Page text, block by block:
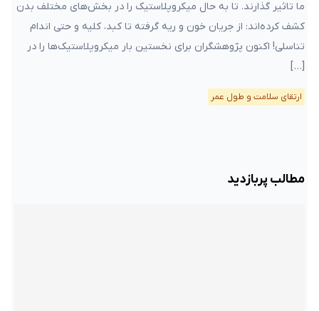
ما تاثیر گذارند. تا به حال میکروپلاستیک‌ را در بخش‌های مختلف بدن
کشف کرده‌اند: از جریان خون و ریه گرفته تا کبد، کلیه و حتی اندام
تناسلی! اکنون پژوهشگران برای نخستین بار میکروپلاستیک‌ها را در
[…]
ارتقای سلامت و طول عمر
مطالب پربازدید